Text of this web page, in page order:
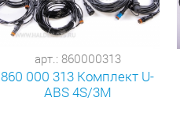
арт.: 860000313
860 000 313 Комплект U-
ABS 4S/3M